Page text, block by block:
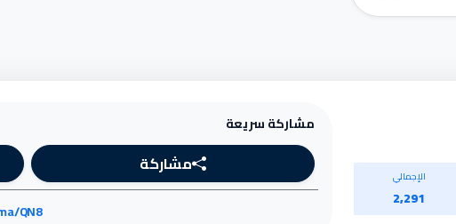
الإجمالي
2,291
مشاركة سريعة
مشاركة
QN8